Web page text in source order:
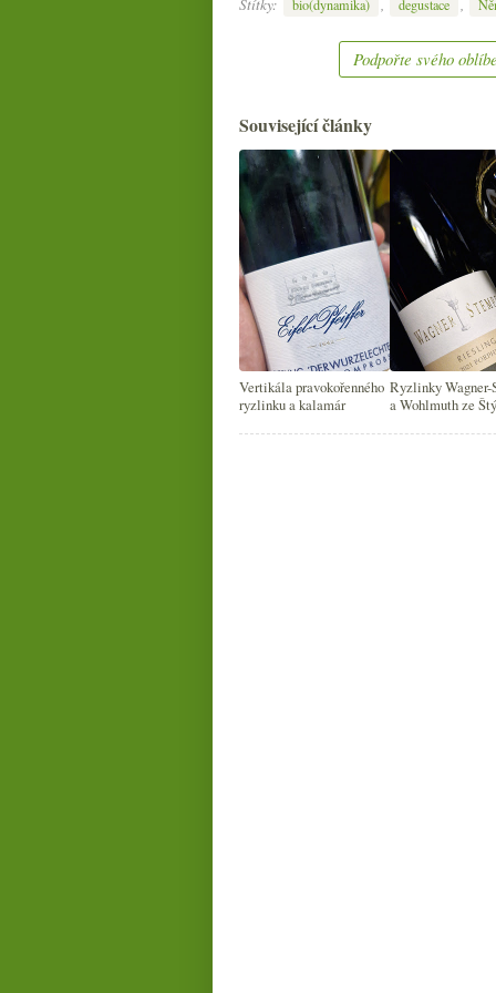
bio(dynamika) degustace
Podpořte svého
Související články
Vertikála pravokořenného
ryzlinku a kalamár
Ryzlinky Wagner-
a Wohlmuth ze